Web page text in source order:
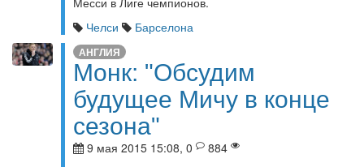
Челси
Барселона
АНГЛИЯ
Монк: "Обсудим
будущее Мичу в конце
сезона"
9 мая 2015 15:08, 0
884